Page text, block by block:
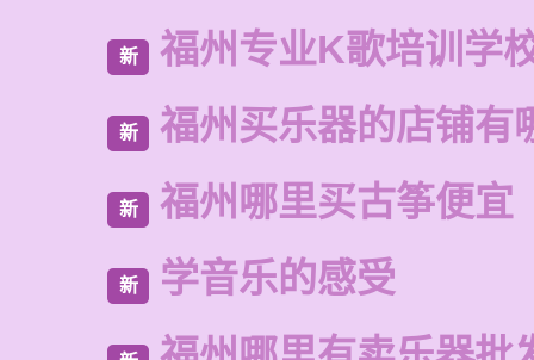
新 福州专业K歌培训学
新 福州买乐器的店铺有
新 福州哪里买古筝便宜
新 学音乐的感受